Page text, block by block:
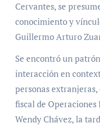
Cervantes, se
conocimiento y
Guillermo Arturo
Se encontró un
interacción en
personas
fiscal de
Wendy Chávez, la